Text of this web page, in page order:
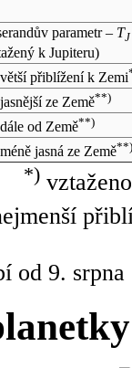
parametr – TJ
k Jupiteru)
přiblížení k Zemi
ze Země**)
od Země**)
jasná ze Země**)
*)
od 9.